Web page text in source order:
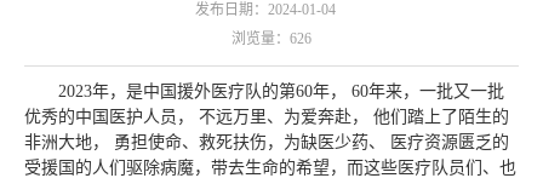
发布日期：2024-01-04
浏览量： 626
2023年，是中国援外医疗队的第60年， 60年来，一批又一批
优秀的中国医护人员， 不远万里、为爱奔赴， 他们踏上了陌生的
非洲大地， 勇担使命、救死扶伤，为缺医少药、 医疗资源匮乏的
受援国的人们驱除病魔，带去生命的希望，而这些医疗队员们、也